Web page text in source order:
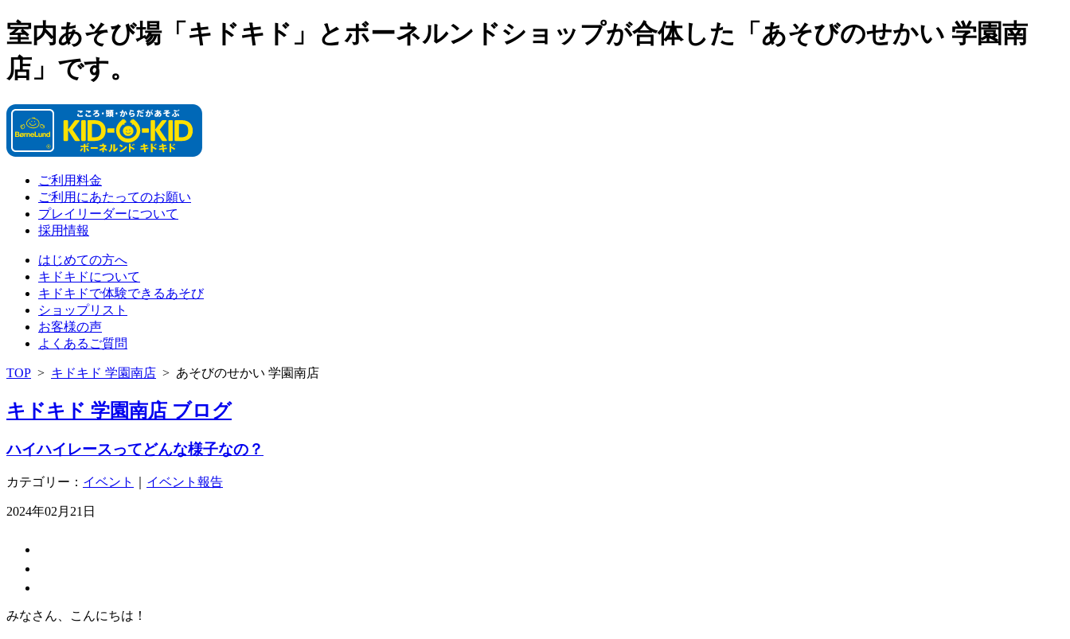
室内あそび場「キドキド」とボーネルンドショップが合体した「あそびのせかい 学園南
店」です。
ご利用料金
ご利用にあたってのお願い
プレイリーダーについて
採用情報
はじめての方へ
キドキドについて
キドキドで体験できるあそび
ショップリスト
お客様の声
よくあるご質問
TOP > キドキド 学園南店 > あそびのせかい 学園南店
キドキド 学園南店 ブログ
ハイハイレースってどんな様子なの？
カテゴリー： イベント イベント報告
2024年02月21日
みなさん、こんにちは！